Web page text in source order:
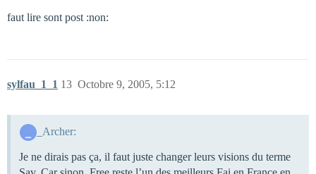
faut lire sont post :non:
sylfau_1_1 Octobre 9, 2005, 5:12
13
_Archer:
Je ne dirais pas ça, il faut juste changer leurs visions du terme